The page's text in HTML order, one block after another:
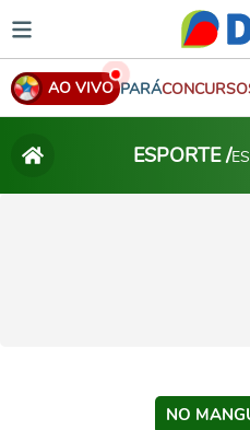
AO VIVO PARÁ
ESPORTE /
NO